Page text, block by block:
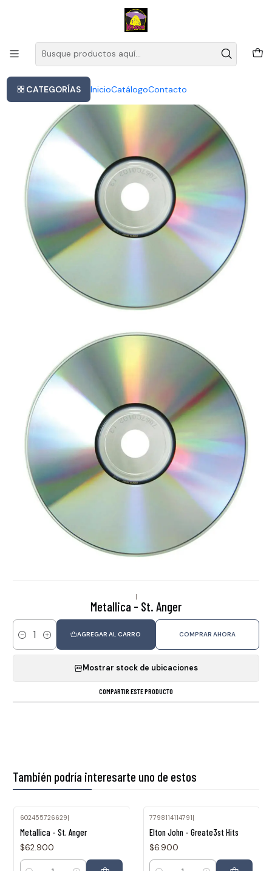
CATEGORÍAS InicioCatálogoContacto
Este es el texto del slide
|
Metallica - St. Anger
Cantidad
AGREGAR AL CARRO COMPRAR AHORA
Mostrar stock de ubicaciones
COMPARTIR ESTE PRODUCTO
También podría interesarte uno de estos
602455726629|
Metallica - St. Anger
$62.900
7798114114791|
Elton John - Greate3st Hits
$6.900